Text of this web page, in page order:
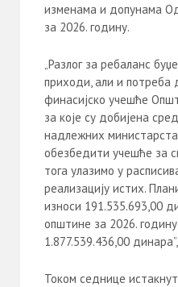
изменама и допунама
за 2026. годину.
„Разлог за ребаланс
приходи, али и потреба
финасијско учешће
за које су добијена
надлежних
обезбедити учешће за
тога улазимо у
реализацију истих.
износи 191.535.693,00
општине за 2026.
1.877.539.436,00
Током седнице